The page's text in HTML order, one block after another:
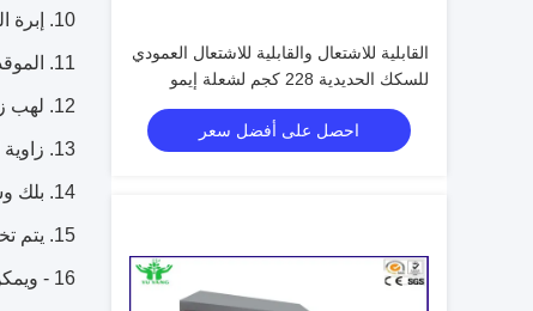
القابلية للاشتعال والقابلية للاشتعال العمودي
للسكك الحديدية 228 كجم لشعلة إيمو
المشتعلة
احصل على أفضل سعر
10. إبرة الدقة يمكن التحكم بدقة تدفق الغاز و ارتفاع لهب.
11. الموقد استيراد يمكن ضبط ارتفاع لهب؛
12. لهب زاوية لوحة مؤشر يمكن عرض زاوية التشغيل.
13. زاوية الشعلة يمكن تعديلها تلقائيا ودقيقة وضعه.
14. بلك وشاشة تعمل باللمس نظام التحكم هي مفيدة، ذكي وبسيط؛
15. يتم تخزين البيانات التجريبية تلقائيا، ويمكن استخدامها بحرية.
16 - ويمكن طباعة البيانات التجريبية بحرية؛